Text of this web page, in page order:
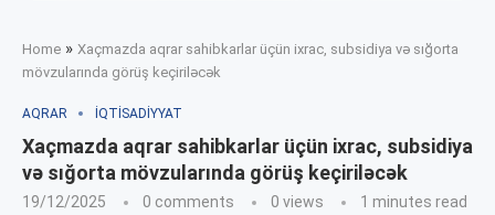
Home » Xaçmazda aqrar sahibkarlar üçün ixrac, subsidiya və sığorta
mövzularında görüş keçiriləcək
AQRAR İQTISADIYYAT
Xaçmazda aqrar sahibkarlar üçün ixrac, subsidiya
və sığorta mövzularında görüş keçiriləcək
19/12/2025 0 comments 0 views 1 minutes read